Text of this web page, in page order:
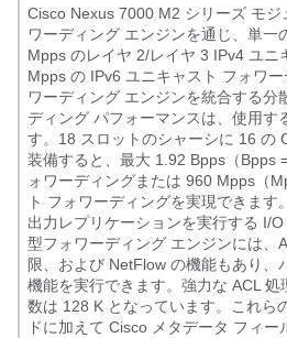
Cisco Nexus 7000 M2 シリーズ モ
ワーディング エンジンを通じ、単
Mpps のレイヤ 2/レイヤ 3 IPv4 ユ
Mpps の IPv6 ユニキャスト フォワ
ワーディング エンジンを統合する
ディング パフォーマンスは、使用
す。18 スロットのシャーシに 16 の
装備すると、最大 1.92 Bpps（Bpps
ォワーディングまたは 960 Mpps（
ト フォワーディングを実現できま
出力レプリケーションを実行する I/
型フォワーディング エンジンには、
限、および NetFlow の機能もあり
機能を実行できます。強力な ACL
数は 128 K となっています。これら
ドに加えて Cisco メタデータ フィ